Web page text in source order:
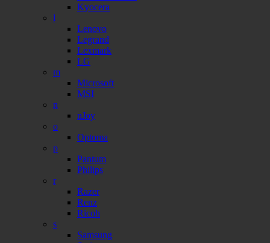
Kyocera
l
Lenovo
Legrand
Lexmark
LG
m
Microsoft
MSI
n
nJoy
o
Optoma
p
Pantum
Philips
r
Razer
Renz
Ricoh
s
Samsung